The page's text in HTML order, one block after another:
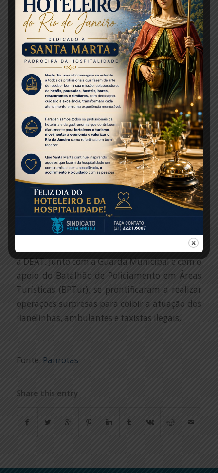
técnicos de Tráfego da CET Rio, Bruno Mendes
Marques, Renato Teixeira e Luiz Gustavo.
Na reunião, os participantes ressaltaram a
necessidade de atuação mais efetiva das
entidades envolvidas no ordenamento urbano
para que seja possível um choque de ordem
nos locais. A SMTR se comprometeu a realizar
ações de fiscalização dos táxis que ali operam
e a desenvolver um plano de intervenção com
um calendário fixo, de forma que a nova
prática seja adotada pela nova gestão
municipal.
A CET Rio revelou que já existe um estudo para
transformar a praça São Judas Tadeu, que fica
ao lado da entrada da estação do Trem do
Corcovado, em uma grande área de embarque
e desembarque para os veículos de Turismo. Já
a DEAT, junto com a Guarda Municipal e com o
apoio do Batalhão de Policiamento em Áreas
Turísticas (BPTur), se prontificaram a realizar
operações surpresas para coibir a atuação dos
flanelinhas, ambulantes e taxistas ilegais.
Fonte: Panrotas
Share this entry